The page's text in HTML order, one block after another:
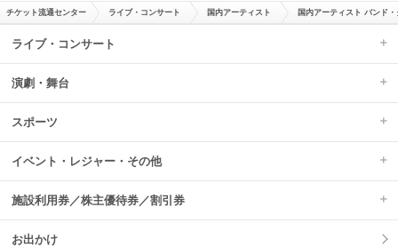
チケット流通センター ライブ・コンサート 国内アーティスト 国内アーティスト バンド
ライブ・コンサート
演劇・舞台
スポーツ
イベント・レジャー・その他
施設利用券／株主優待券／割引券
お出かけ